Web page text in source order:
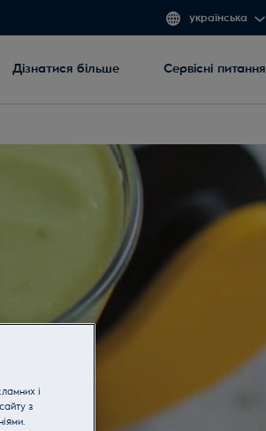
українська
Дізнатися більше Сервісні питання
і
з